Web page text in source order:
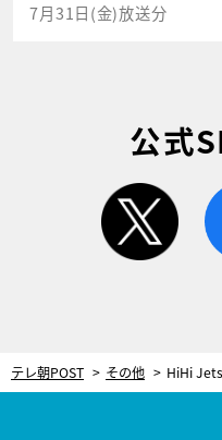
7月31日(金)放送分
公式
テレ朝POST その他